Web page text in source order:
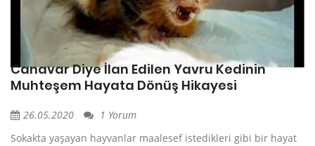
Canavar Diye İlan Edilen Yavru Kedinin
Muhteşem Hayata Dönüş Hikayesi
26.05.2020
1 Yorum
Sokakta yaşayan hayvanlar maalesef istedikleri gibi bir hayat